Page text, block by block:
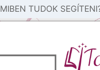
MIBEN TUDOK